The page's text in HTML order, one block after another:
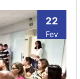
22
Fev